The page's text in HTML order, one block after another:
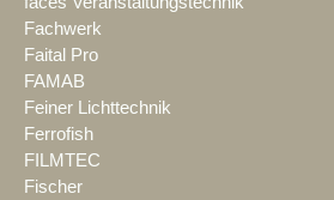
Fachwerk
Faital Pro
FAMAB
Feiner Lichttechnik
Ferrofish
FILMTEC
Fischer